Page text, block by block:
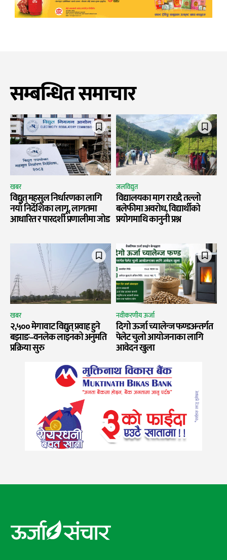
सम्बन्धित समाचार
खबर
विद्युत् महसुल निर्धारणका लागि
नयाँ निर्देशिका लागू, लागतमा
आधारित र पारदर्शी प्रणालीमा जोड
जलविद्युत
विद्यालयका माग राख्दै तल्लो
बलेफीमा अवरोध, विद्यार्थीको
प्रयोगमाथि कानुनी प्रश्न
खबर
२,५०० मेगावाट विद्युत् प्रवाह हुने
बझाङ–वनलेक लाइनको अनुमति
प्रक्रिया सुरु
नवीकरणीय ऊर्जा
दिगो ऊर्जा च्यालेन्ज फण्डअन्तर्गत
पेलेट चुलो आयोजनाका लागि
आवेदन खुला